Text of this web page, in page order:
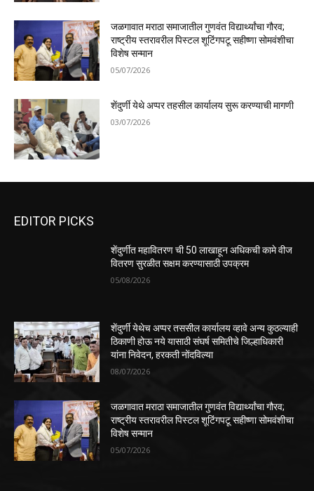
जळगावात मराठा समाजातील गुणवंत विद्यार्थ्यांचा गौरव;
राष्ट्रीय स्तरावरील पिस्टल शूटिंगपटू सहीष्णा सोमवंशीचा
विशेष सन्मान
05/07/2026
शेंदुर्णी येथे अप्पर तहसील कार्यालय सुरू करण्याची मागणी
03/07/2026
EDITOR PICKS
शेंदुर्णीत महावितरण ची 50 लाखाहून अधिकची कामे वीज
वितरण सुरळीत सक्षम करण्यासाठी उपक्रम
05/08/2026
शेंदुर्णी येथेच अप्पर तससील कार्यालय व्हावे अन्य कुठल्याही
ठिकाणी होऊ नये यासाठी संघर्ष समितीचे जिल्हाधिकारी
यांना निवेदन, हरकती नोंदविल्या
08/07/2026
जळगावात मराठा समाजातील गुणवंत विद्यार्थ्यांचा गौरव;
राष्ट्रीय स्तरावरील पिस्टल शूटिंगपटू सहीष्णा सोमवंशीचा
विशेष सन्मान
05/07/2026